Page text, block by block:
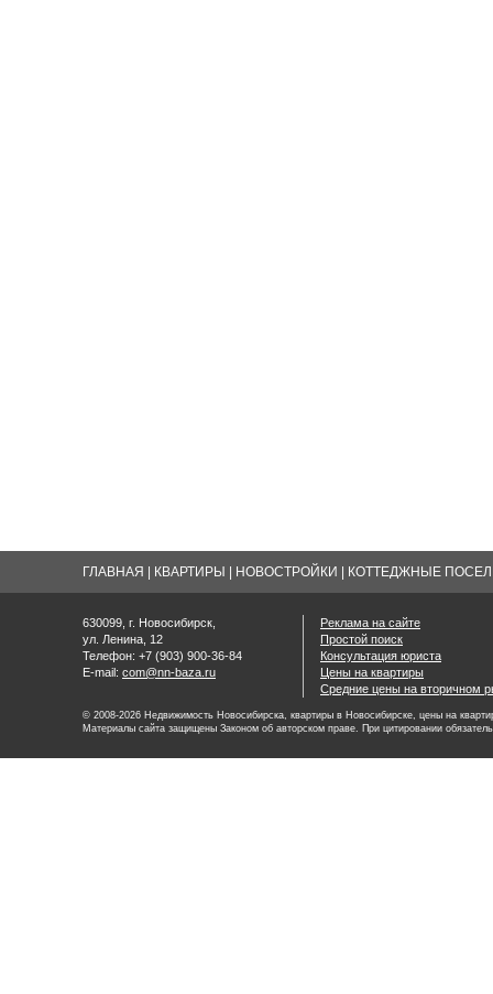
ГЛАВНАЯ КВАРТИРЫ НОВОСТРОЙКИ КОТТЕДЖНЫЕ
630099, г. Новосибирск,
ул. Ленина, 12
Телефон: +7 (903) 900-36-84
E-mail: com@nn-baza.ru
Реклама на сайте
Простой поиск
Консультация юриста
Цены на квартиры
Средние цены на вторичном
© 2008-2026 Недвижимость Новосибирска, квартиры в Новосибирске, цены на
Материалы сайта защищены Законом об авторском праве. При цитировании